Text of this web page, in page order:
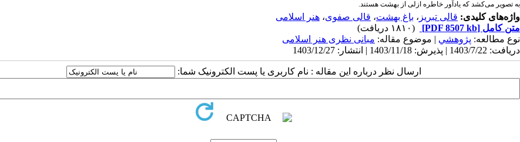
به تصویر می‌کشد که یادآور خاطره ازلی از بهشت هستند.
واژه‌های کلیدی: قالی تبریز ، باغ بهشت، قالی صفوی، هنر اسلامی
متن کامل [PDF 8507 kb]
(۱۸۱۰ دریافت)
نوع مطالعه: پژوهشي | موضوع مقاله: مبانی نظری هنر اسلامی
دریافت: 1403/7/22 | پذیرش: 1403/11/18 | انتشار: 1403/12/27
ارسال نظر درباره این مقاله : نام کاربری یا پست الکترونیک شما: